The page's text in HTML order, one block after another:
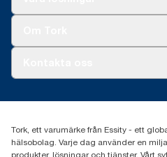
031-746 17 00
Tork, ett varumärke från Essity - ett
hälsobolag. Varje dag använder en
produkter, lösningar och tjänster. Vårt